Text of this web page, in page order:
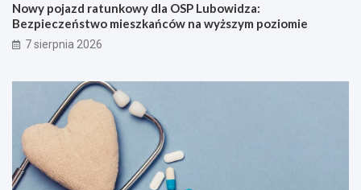
Nowy pojazd ratunkowy dla OSP Lubowidza:
Bezpieczeństwo mieszkańców na wyższym poziomie
7 sierpnia 2026